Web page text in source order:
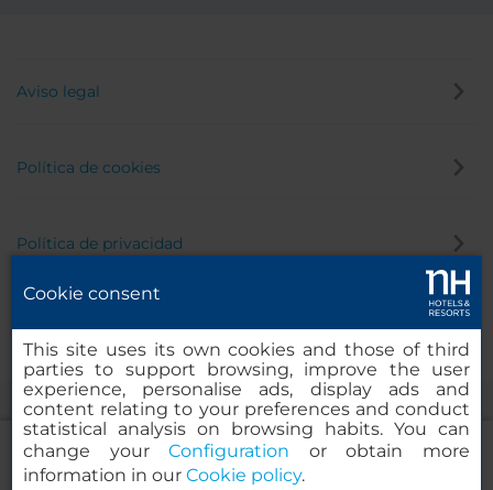
Aviso legal
Política de cookies
Política de privacidad
Cookie consent
This site uses its own cookies and those of third
parties to support browsing, improve the user
experience, personalise ads, display ads and
content relating to your preferences and conduct
statistical analysis on browsing habits. You can
change yourConfiguration or obtain more
information in our Cookie policy.